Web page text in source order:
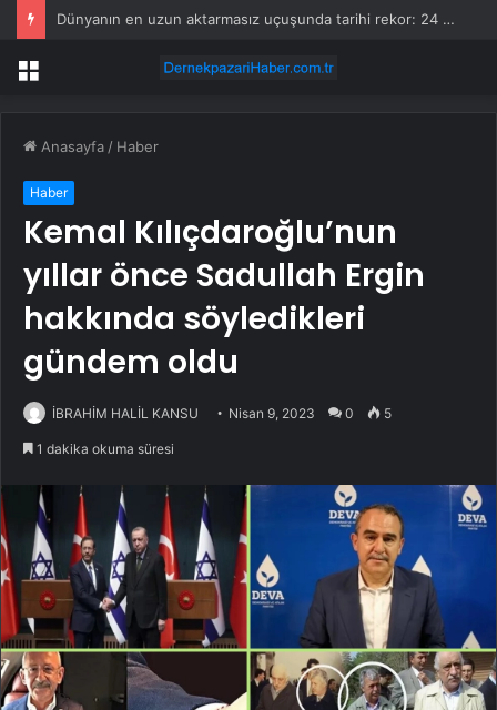
Dünyanın en uzun aktarmasız uçuşunda tarihi rekor: 24 saatten fazla havada kaldılar
Menü
Anasayfa / Haber
Haber
Kemal Kılıçdaroğlu’nun
yıllar önce Sadullah Ergin
hakkında söyledikleri
gündem oldu
İBRAHİM HALİL KANSU Nisan 9, 2023 0 5
1 dakika okuma süresi